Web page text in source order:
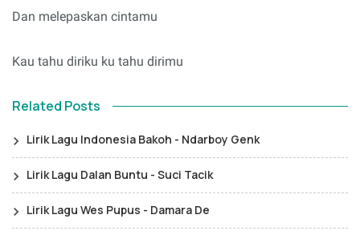
Dan melepaskan cintamu
Kau tahu diriku ku tahu dirimu
Related Posts
Lirik Lagu Indonesia Bakoh - Ndarboy Genk
Lirik Lagu Dalan Buntu - Suci Tacik
Lirik Lagu Wes Pupus - Damara De